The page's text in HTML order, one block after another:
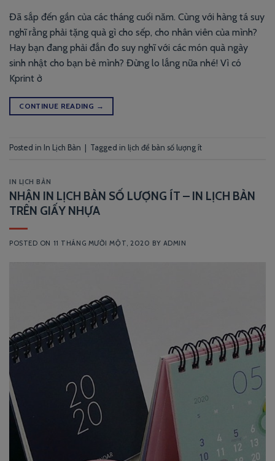
Đã sắp đến gần của các tháng cuối năm. Cùng với hàng tá suy
nghĩ rằng phải tặng quà gì cho sếp, cho nhân viên của mình?
Hay bạn đang phải đắn đo suy nghĩ với các món quà ngày
sinh nhật cho bạn bè mình? Đừng lo lắng nữa nhé! Vì có
Kprint ở
CONTINUE READING →
Posted in In Lịch Bàn Tagged in lịch để bàn số lượng ít
IN LỊCH BÀN
NHẬN IN LỊCH BÀN SỐ LƯỢNG ÍT – IN LỊCH BÀN
TRÊN GIẤY NHỰA
POSTED ON 11 THÁNG MƯỜI MỘT, 2020 BY ADMIN